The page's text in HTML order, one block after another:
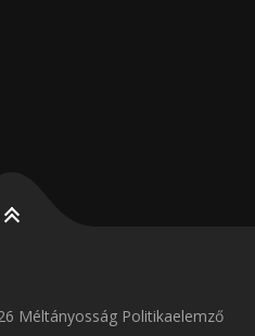
Méltányosság Politikaelemző